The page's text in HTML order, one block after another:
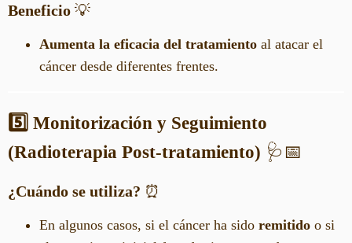
Beneficio 💡
Aumenta la eficacia del tratamiento al atacar el
cáncer desde diferentes frentes.
5️⃣ Monitorización y Seguimiento
(Radioterapia Post-tratamiento) 🩺📅
¿Cuándo se utiliza? ⏰
En algunos casos, si el cáncer ha sido remitido o si